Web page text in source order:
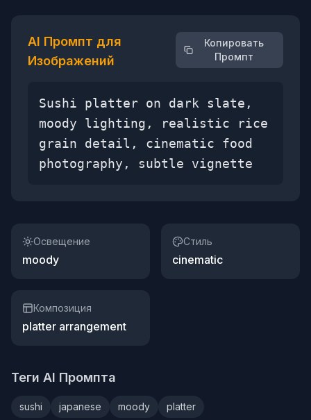
AI Промпт для
Изображений
Копировать
Промпт
Sushi platter on dark slate,
moody lighting, realistic rice
grain detail, cinematic food
photography, subtle vignette
Освещение
moody
Стиль
cinematic
Композиция
platter arrangement
Теги AI Промпта
sushi japanese moody platter